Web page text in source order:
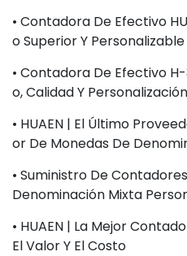
• Contadora De Efectivo
O Superior Y Personalizable
• Contadora De Efectivo
O, Calidad Y Personalización
• HUAEN | El Último
Or De Monedas De
• Suministro De
Denominación Mixta
• HUAEN | La Mejor
El Valor Y El Costo